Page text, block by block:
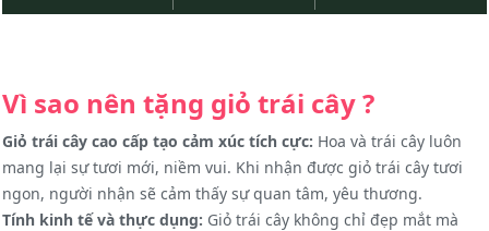
Vì sao nên tặng giỏ trái cây ?
Giỏ trái cây cao cấp tạo cảm xúc tích cực: Hoa và trái cây luôn
mang lại sự tươi mới, niềm vui. Khi nhận được giỏ trái cây tươi
ngon, người nhận sẽ cảm thấy sự quan tâm, yêu thương.
Tính kinh tế và thực dụng: Giỏ trái cây không chỉ đẹp mắt mà